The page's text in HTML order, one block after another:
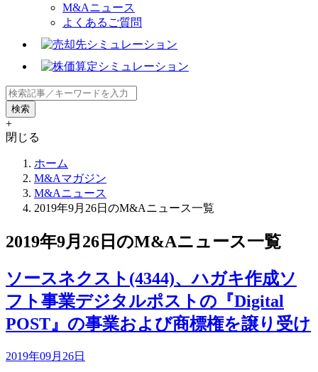
M&Aニュース
よくあるご質問
+
閉じる
ホーム
M&Aマガジン
M&Aニュース
2019年9月26日のM&Aニュース一覧
2019年9月26日のM&Aニュース一覧
ソースネクスト(4344)、ハガキ作成ソ
フト事業デジタルポストの『Digital
POST』の事業および商標権を譲り受け
2019年09月26日